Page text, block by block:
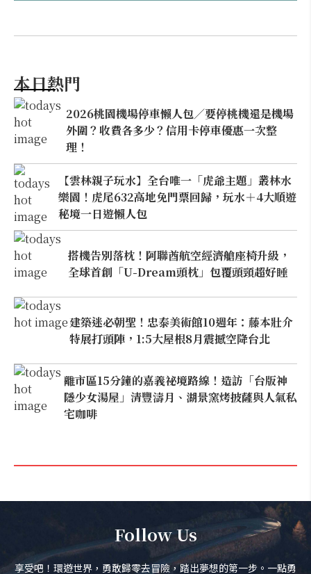
本日熱門
2026桃園機場停車懶人包／要停桃機還是機場
外圍？收費各多少？信用卡停車優惠一次整
理！
【雲林親子玩水】全台唯一「虎爺主題」叢林水
樂園！虎尾632高地免門票回歸，玩水＋4大順遊
秘境一日遊懶人包
搭機告別落枕！阿聯酋航空經濟艙座椅升級，
全球首創「U-Dream頭枕」包覆頭頸超好睡
建築迷必朝聖！忠泰美術館10週年：藤本壯介
特展打頭陣，1:5大屋根8月震撼空降台北
離市區15分鐘的嘉義祕境路線！造訪「台版神
隱少女湯屋」清豐濤月、湖景窯烤披薩與人氣私
宅咖啡
Follow Us
享受吧！環遊世界，勇敢歸零去冒險，踏出夢想的第一步。一點勇